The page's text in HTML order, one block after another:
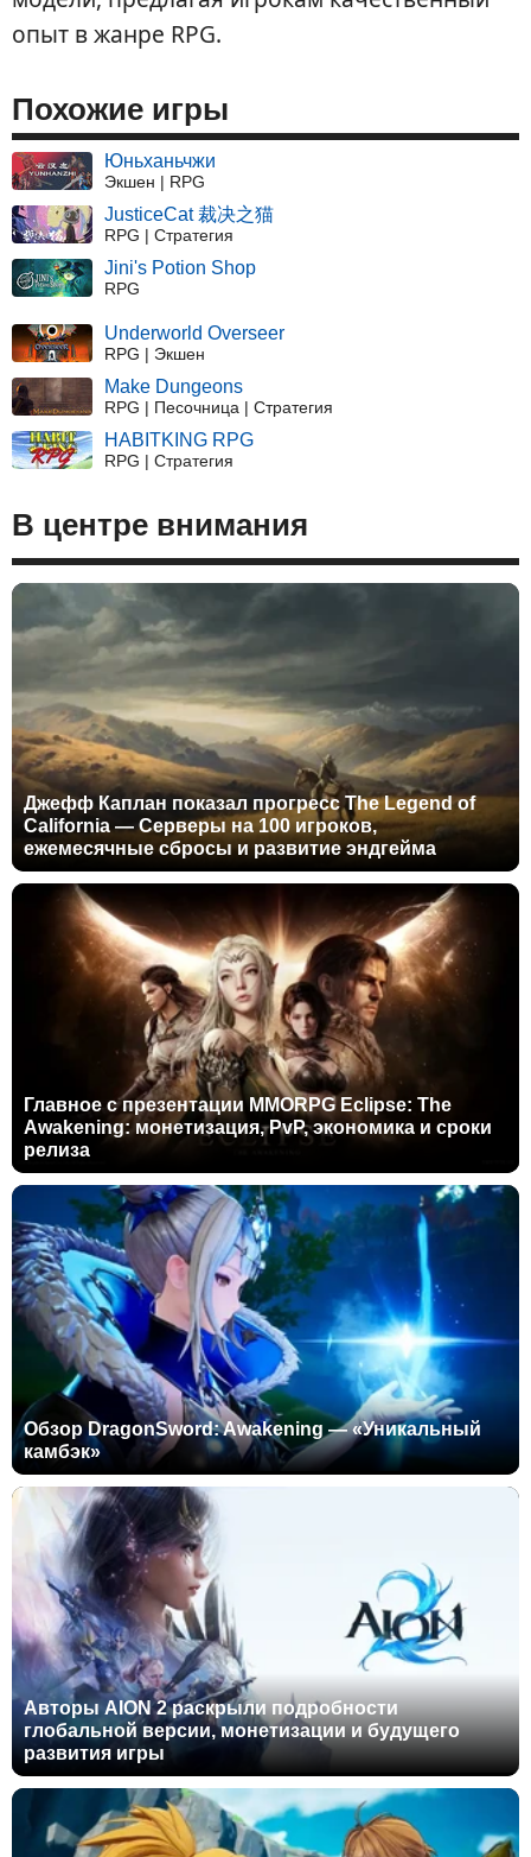
опыт в жанре RPG.
Похожие игры
Юньханьчжи
Экшен | RPG
JusticeCat 裁决之猫
RPG | Стратегия
Jini's Potion Shop
RPG
Underworld Overseer
RPG | Экшен
Make Dungeons
RPG | Песочница | Стратегия
HABITKING RPG
RPG | Стратегия
В центре внимания
Джефф Каплан показал прогресс The Legend of
California — Серверы на 100 игроков,
ежемесячные сбросы и развитие эндгейма
Главное с презентации MMORPG Eclipse: The
Awakening: монетизация, PvP, экономика и сроки
релиза
Обзор DragonSword: Awakening — «Уникальный
камбэк»
Авторы AION 2 раскрыли подробности
глобальной версии, монетизации и будущего
развития игры